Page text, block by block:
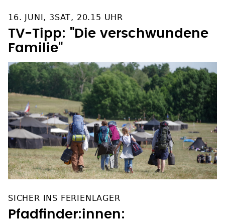
16. JUNI, 3SAT, 20.15 UHR
TV-Tipp: "Die verschwundene
Familie"
SICHER INS FERIENLAGER
Pfadfinder:innen: